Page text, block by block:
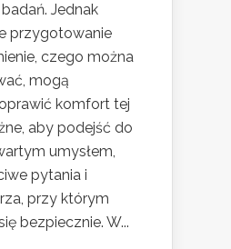
Jednak
przygotowanie
czego można
mogą
komfort tej
aby podejść do
umysłem,
pytania i
przy którym
bezpiecznie. W...